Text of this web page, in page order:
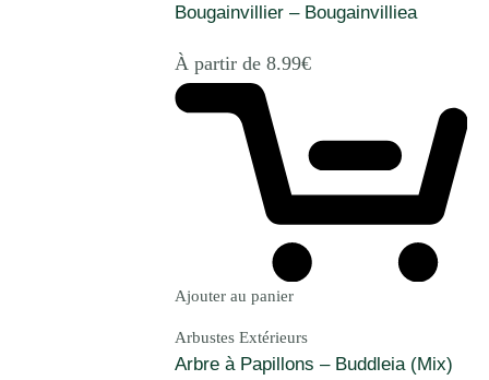
Bougainvillier – Bougainvilliea
À partir de 8.99€
Ajouter au panier
Arbustes Extérieurs
Arbre à Papillons – Buddleia (Mix)